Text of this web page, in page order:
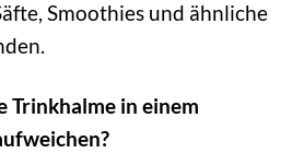
Smoothies und ähnliche
Trinkhalme in einem